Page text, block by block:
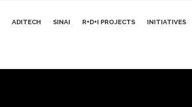
ADITECH SINAI R+D+I PROJECTS INITIATIVES